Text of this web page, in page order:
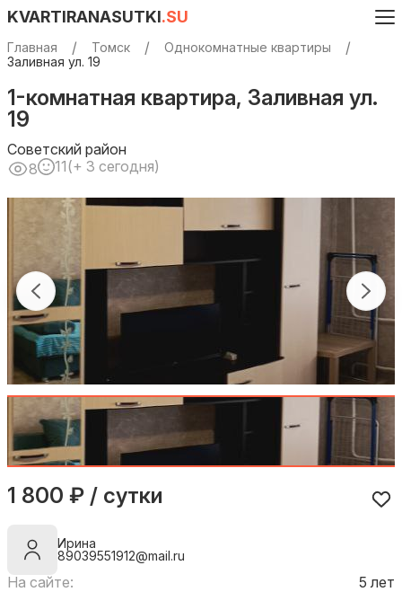
KVARTIRANASUTKI.SU
Главная Томск
Однокомнатные квартиры
Заливная ул. 19
1-комнатная квартира, Заливная ул.
19
Советский район
8
11(+ 3 сегодня)
1 800 ₽ / сутки
Ирина
89039551912@mail.ru
На сайте: 5 лет